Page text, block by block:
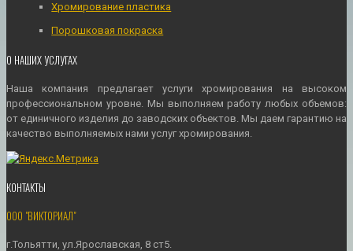
Хромирование пластика
Порошковая покраска
О НАШИХ УСЛУГАХ
Наша компания предлагает услуги хромирования на высоком
профессиональном уровне. Мы выполняем работу любых объемов:
от единичного изделия до заводских объектов. Мы даем гарантию на
качество выполняемых нами услуг хромирования.
КОНТАКТЫ
ООО "ВИКТОРИАЛ"
г.Тольятти, ул.Ярославская, 8 ст5.